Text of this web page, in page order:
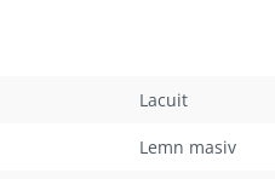
Lacuit
Lemn masiv